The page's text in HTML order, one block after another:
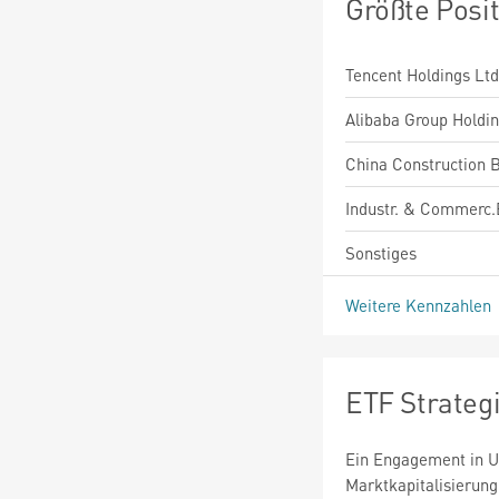
Größte
Tencent Holdings
Alibaba Group
China Construction
Industr. &
Sonstiges
Weitere Kennzahlen
ETF
Ein Engagement in